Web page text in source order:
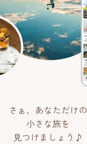
さぁ、あなただけの
小さな旅を
見つけましょう♪